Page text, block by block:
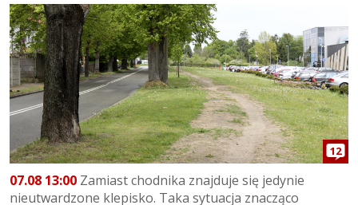
12
07.08 13:00 Zamiast chodnika znajduje się jedynie
nieutwardzone klepisko. Taka sytuacja znacząco